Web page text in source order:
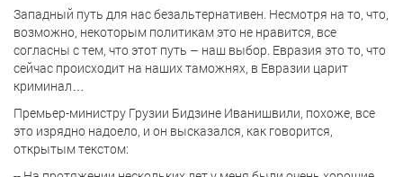
Западный путь для нас безальтернативен. Несмотря на то, что,
возможно, некоторым политикам это не нравится, все
согласны с тем, что этот путь – наш выбор. Евразия это то, что
сейчас происходит на наших таможнях, в Евразии царит
криминал…
Премьер-министру Грузии Бидзине Иванишвили, похоже, все
это изрядно надоело, и он высказался, как говорится,
открытым текстом: